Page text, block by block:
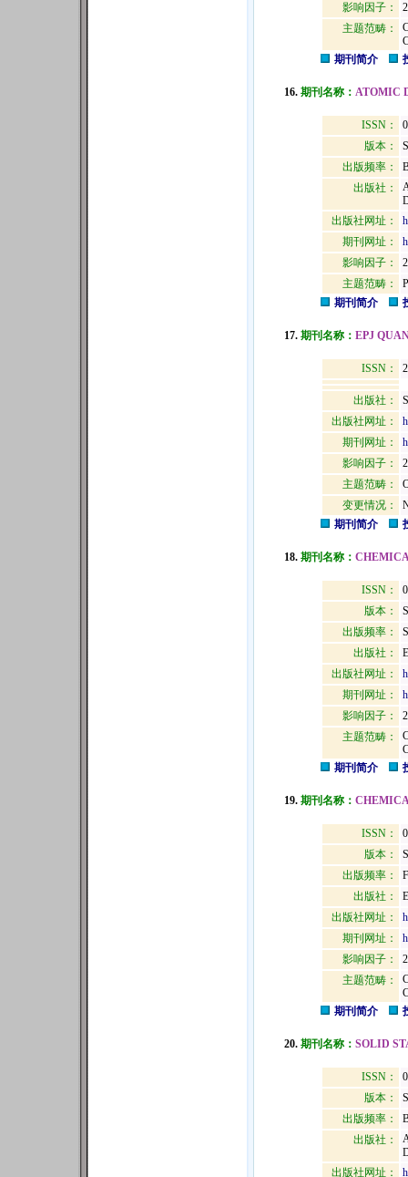
影响因子：
主题范畴：
期刊简介
16. 期刊名称： ATOMIC
ISSN：
版本：
出版频率：
出版社：
出版社网址：
期刊网址：
影响因子：
主题范畴：
期刊简介
17. 期刊名称： EPJ
ISSN：
出版社：
出版社网址：
期刊网址：
影响因子：
主题范畴：
变更情况：
期刊简介
18. 期刊名称：
ISSN：
版本：
出版频率：
出版社：
出版社网址：
期刊网址：
影响因子：
主题范畴：
期刊简介
19. 期刊名称：
ISSN：
版本：
出版频率：
出版社：
出版社网址：
期刊网址：
影响因子：
主题范畴：
期刊简介
20. 期刊名称： SOLID
ISSN：
版本：
出版频率：
出版社：
出版社网址：